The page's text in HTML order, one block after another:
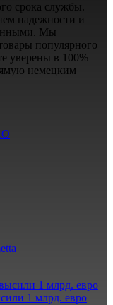
срока службы.
надежности и
Мы
популярного
уверены в 100%
немецким
1 млрд. евро